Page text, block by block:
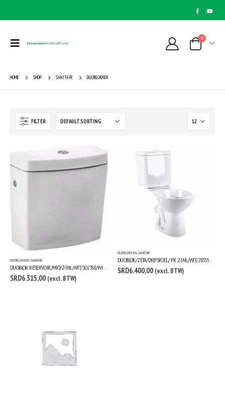
0
HOME SHOP SANITAIR DUOBLOKKEN
FILTER
DUOBLOKKEN, SANITAIR
DUOBLOK RESERVOIR/MIO/Z-INL/WIT/102358/WIT/JIKA
SRD6.315,00 (excl. BTW)
DUOBLOKKEN, SANITAIR
DUOBLOK/ZETA/DIEPSPOEL/ PK Z-INL/WIT/283558/JIKA
SRD6.400,00 (excl. BTW)